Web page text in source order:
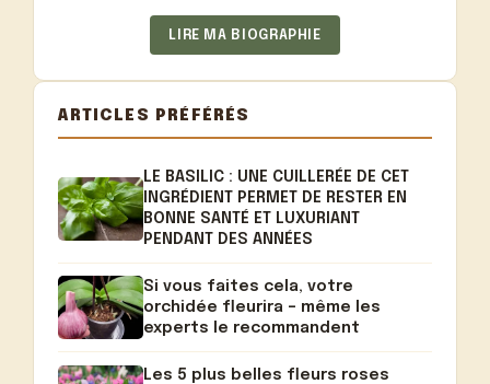
LIRE MA BIOGRAPHIE
ARTICLES PRÉFÉRÉS
LE BASILIC : UNE CUILLERÉE DE CET
INGRÉDIENT PERMET DE RESTER EN
BONNE SANTÉ ET LUXURIANT
PENDANT DES ANNÉES
Si vous faites cela, votre
orchidée fleurira – même les
experts le recommandent
Les 5 plus belles fleurs roses